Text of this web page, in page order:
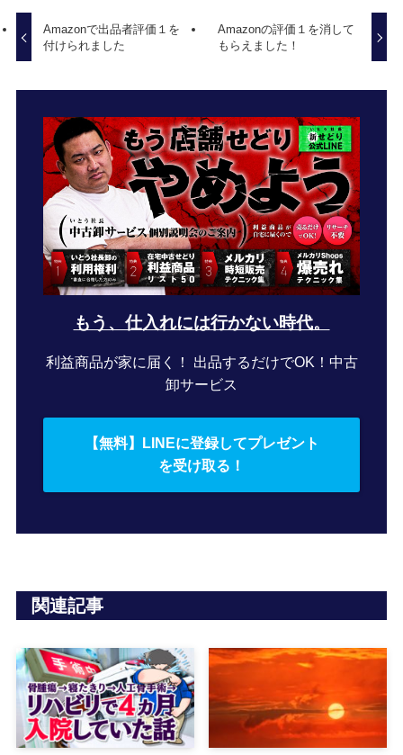
Amazonで出品者評価１を
付けられました
Amazonの評価１を消して
もらえました！
もう、仕入れには行かない時代。
利益商品が家に届く！ 出品するだけでOK！中古
卸サービス
【無料】LINEに登録してプレゼント
を受け取る！
関連記事